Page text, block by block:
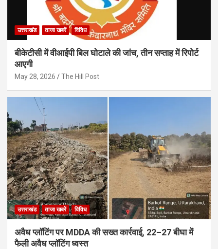
उत्तराखंड ताजा खबरें विविध
बीकेटीसी में वीआईपी बिल घोटाले की जांच, तीन सप्ताह में रिपोर्ट
आएगी
May 28, 2026 The Hill Post
उत्तराखंड ताजा खबरें विविध
अवैध प्लॉटिंग पर MDDA की सख्त कार्रवाई, 22–27 बीघा में
फैली अवैध प्लॉटिंग ध्वस्त